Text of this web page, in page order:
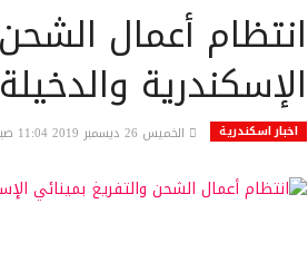
انتظام أعمال
الإسكندرية والدخيلة
اخبار اسكندرية الخميس 26 ديسمبر 2019 11:04 صباحاً